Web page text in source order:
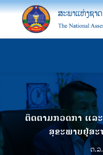
ຕິດຕາມກວດກາ ແລ
ສຸຂະພາບຢູ່ສ
ຕ.ລ